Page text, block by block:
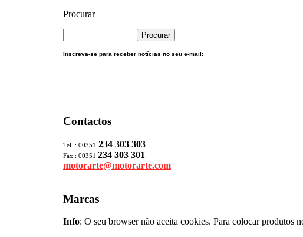
Procurar
Inscreva-se para receber notícias no seu e-mail:
Contactos
Tel. : 00351 234 303 303
Fax : 00351 234 303 301
motorarte@motorarte.com
Marcas
Info: O seu browser não aceita cookies. Para colocar produtos